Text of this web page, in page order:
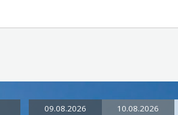
09.08.2026 10.08.2026